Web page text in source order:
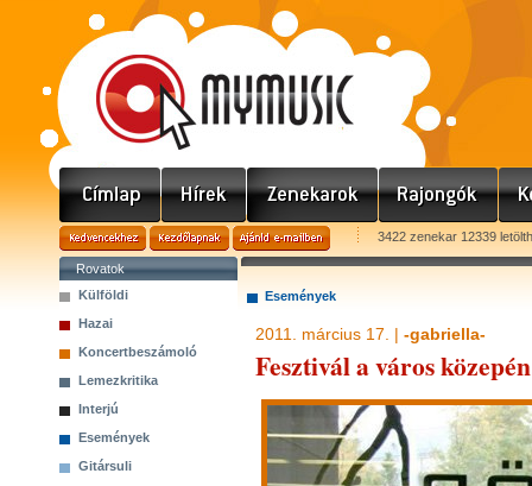
3422 zenekar 12339
Rovatok
Külföldi
Hazai
Koncertbeszámoló
Lemezkritika
Interjú
Események
Gitársuli
Események
2011. március 17. | -gabriella-
Fesztivál a város közepén